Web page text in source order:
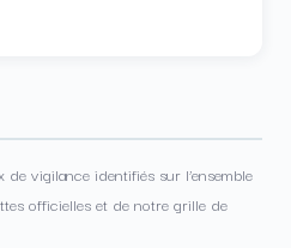
vigilance identifiés sur l’ensemble
officielles et de notre grille de